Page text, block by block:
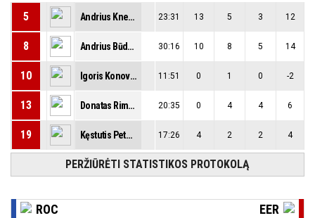
5 Andrius Knezys 23:31 13 5 3 12
8 Andrius Būdvytis 30:16 10 8 5 14
10 Igoris Konovalenko 11:51 0 1 0 -2
13 Donatas Rimkevičius 20:35 0 4 4 6
19 Kęstutis Petkevičius 17:26 4 2 2 4
PERŽIŪRĖTI STATISTIKOS PROTOKOLĄ
ROC EER